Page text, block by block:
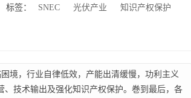
标签： SNEC 光伏产业 知识产权保护
境，行业自律低效，产能出清缓慢，功利主义
技术输出及强化知识产权保护。巻到最后，各